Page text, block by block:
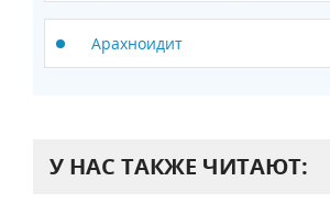
Арахноидит
У НАС ТАКЖЕ ЧИТАЮТ: